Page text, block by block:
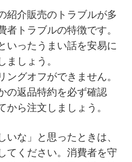
紹介販売のトラブルが多
者トラブルの特徴です。
いったうまい話を安易に
ましょう。
ングオフができません。
の返品特約を必ず確認
から注文しましょう。
な」と思ったときは、
てください。消費者を守